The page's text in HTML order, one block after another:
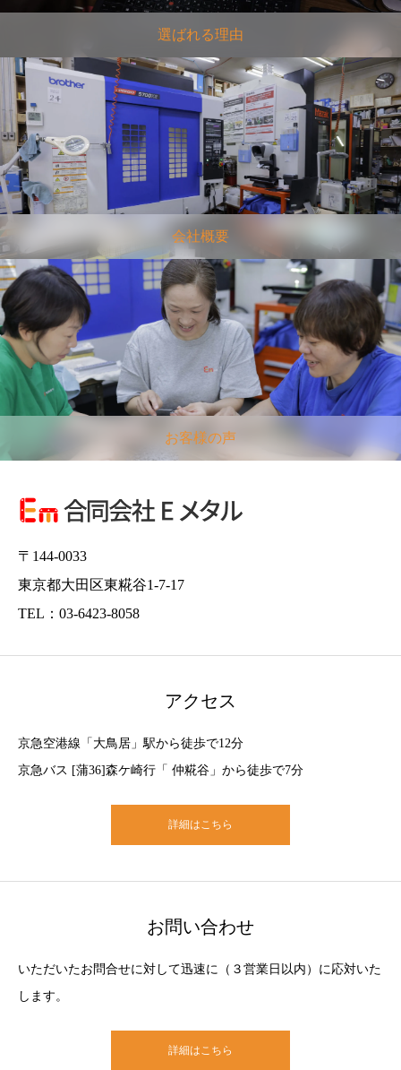
選ばれる理由
会社概要
お客様の声
〒144-0033
東京都大田区東糀谷1-7-17
TEL：03-6423-8058
アクセス
京急空港線「大鳥居」駅から徒歩で12分
京急バス [蒲36]森ケ崎行「 仲糀谷」から徒歩で7分
詳細はこちら
お問い合わせ
いただいたお問合せに対して迅速に（３営業日以内）に応対いた
します。
詳細はこちら